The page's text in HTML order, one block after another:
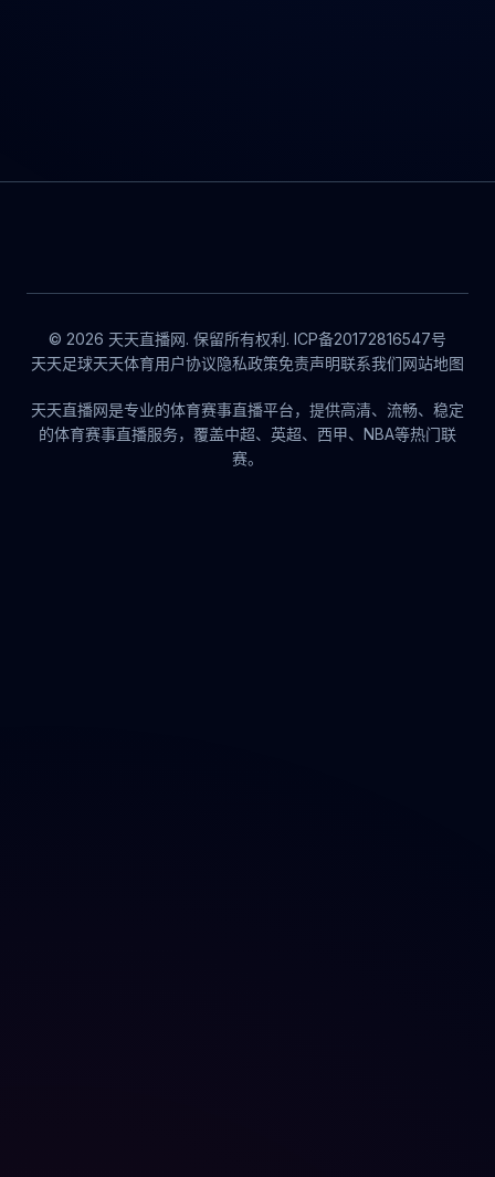
© 2026 天天直播网. 保留所有权利. ICP备20172816547号
天天足球天天体育用户协议隐私政策免责声明联系我们网站地图
天天直播网是专业的体育赛事直播平台，提供高清、流畅、稳定
的体育赛事直播服务，覆盖中超、英超、西甲、NBA等热门联
赛。